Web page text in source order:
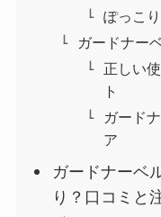
ぽっこ
ガードナー
正しい
ト
ガード
ア
ガードナーベ
り？口コミと